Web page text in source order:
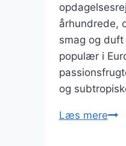
århundrede,
smag og
populær i
og
Læs mere